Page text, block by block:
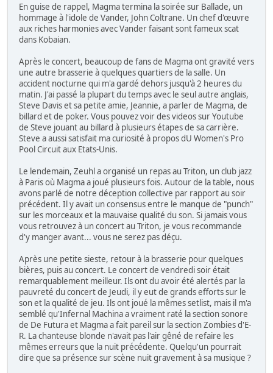
En guise de rappel, Magma termina la soirée sur Ballade, un
hommage à l'idole de Vander, John Coltrane. Un chef d'œuvre
aux riches harmonies avec Vander faisant sont fameux scat
dans Kobaian.
Après le concert, beaucoup de fans de Magma ont gravité vers
une autre brasserie à quelques quartiers de la salle. Un
accident nocturne qui m'a gardé dehors jusqu'à 2 heures du
matin. J'ai passé la plupart du temps avec le seul autre anglais,
Steve Davis et sa petite amie, Jeannie, a parler de Magma, de
billard et de poker. Vous pouvez voir des videos sur Youtube
de Steve jouant au billard à plusieurs étapes de sa carrière.
Steve a aussi satisfait ma curiosité à propos dU Women's Pro
Pool Circuit aux Etats-Unis.
Le lendemain, Zeuhl a organisé un repas au Triton, un club jazz
à Paris où Magma a joué plusieurs fois. Autour de la table, nous
avons parlé de notre déception collective par rapport au soir
précédent. Il y avait un consensus entre le manque de "punch"
sur les morceaux et la mauvaise qualité du son. Si jamais vous
vous retrouvez à un concert au Triton, je vous recommande
d'y manger avant... vous ne serez pas déçu.
Après une petite sieste, retour à la brasserie pour quelques
bières, puis au concert. Le concert de vendredi soir était
remarquablement meilleur. Ils ont du avoir été alertés par la
pauvreté du concert de Jeudi, il y eut de grands efforts sur le
son et la qualité de jeu. Ils ont joué la mêmes setlist, mais il m'a
semblé qu'Infernal Machina a vraiment raté la section sonore
de De Futura et Magma a fait pareil sur la section Zombies d'E-
R. La chanteuse blonde n'avait pas l'air gêné de refaire les
mêmes erreurs que la nuit précédente. Quelqu'un pourrait
dire que sa présence sur scène nuit gravement à sa musique ?